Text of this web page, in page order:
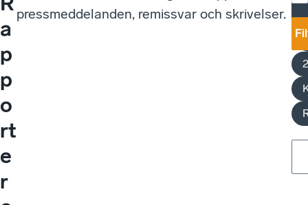
a
p
p
o
rt
e
r
pressmeddelanden, remissvar och skrivelser.